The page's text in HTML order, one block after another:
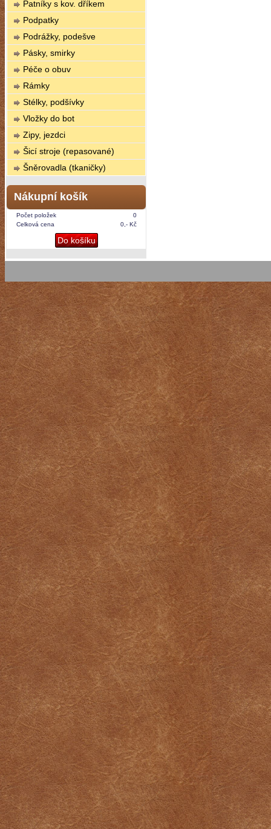
Patníky s kov. dříkem
Podpatky
Podrážky, podešve
Pásky, smirky
Péče o obuv
Rámky
Stélky, podšívky
Vložky do bot
Zipy, jezdci
Šicí stroje (repasované)
Šněrovadla (tkaničky)
Nákupní košík
Počet položek
0
Celková cena
0,- Kč
Do košíku